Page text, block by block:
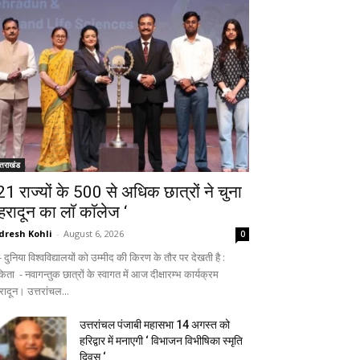
राज्यों के 500 से अधिक छात्रों ने चुना
का लाॅ काॅलेज ‘
Kohli - August 6, 2026 0
विश्वविद्यालयों को उम्मीद की किरण के तौर पर देखती है :
- नवागन्तुक छात्रों के स्वागत में आज दीक्षारम्भ कार्यक्रम
उत्तरांचल...
उत्तरांचल पंजाबी महासभा 14 अगस्त को
हरिद्वार में मनाएगी ‘ विभाजन विभीषिका स्मृति
दिवस ‘